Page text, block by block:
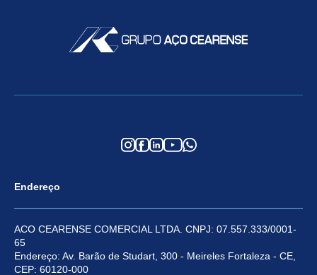
Endereço
ACO CEARENSE COMERCIAL LTDA. CNPJ: 07.557.333/0001-
65
Endereço: Av. Barão de Studart, 300 - Meireles Fortaleza - CE,
CEP: 60120-000